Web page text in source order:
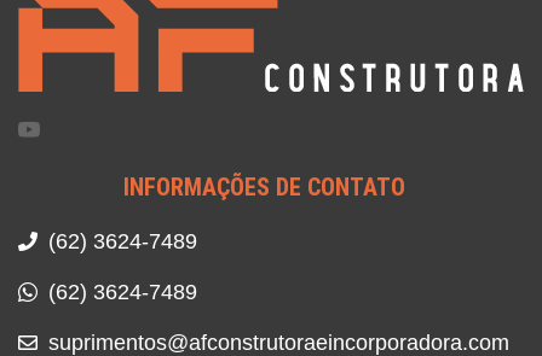
INFORMAÇÕES DE CONTATO
(62) 3624-7489
(62) 3624-7489
suprimentos@afconstrutoraeincorporadora.com